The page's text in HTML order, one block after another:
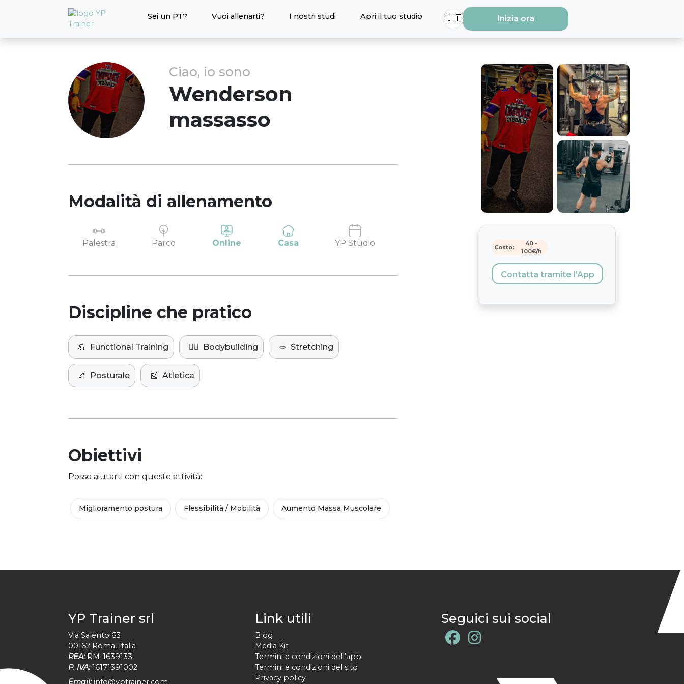
Sei un PT? Vuoi allenarti? I nostri studi Apri il tuo studio 🇮🇹 Inizia ora
Ciao, io sono
Wenderson
massasso
Modalità di allenamento
Palestra Parco Online Casa YP Studio
Discipline che pratico
💪 Functional Training 🏋️‍♀️ Bodybuilding 🪢 Stretching
🦴 Posturale 🎽 Atletica
Obiettivi
Posso aiutarti con queste attività:
Miglioramento postura Flessibilità / Mobilità Aumento Massa Muscolare
Costo:
40 -
100€/h
Contatta tramite l'App
YP Trainer srl
Via Salento 63
00162 Roma, Italia
REA: RM-1639133
P. IVA: 16171391002
Email: info@yptrainer.com
Link utili
Blog
Media Kit
Termini e condizioni dell'app
Termini e condizioni del sito
Privacy policy
Seguici sui social